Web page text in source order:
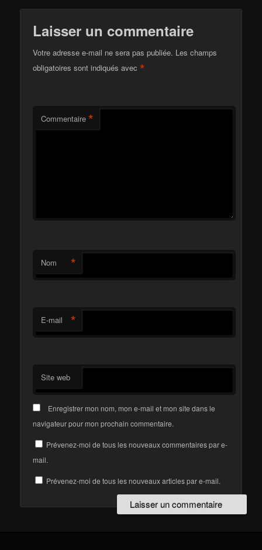
Laisser un commentaire
Votre adresse e-mail ne sera pas publiée. Les champs
obligatoires sont indiqués avec*
Commentaire *
Nom *
E-mail *
Site web
Enregistrer mon nom, mon e-mail et mon site dans le
navigateur pour mon prochain commentaire.
Prévenez-moi de tous les nouveaux commentaires par e-
mail.
Prévenez-moi de tous les nouveaux articles par e-mail.